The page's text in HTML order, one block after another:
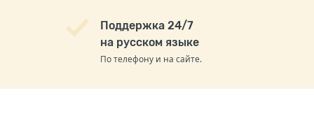
Поддержка 24/7
на русском языке
По телефону и на сайте.